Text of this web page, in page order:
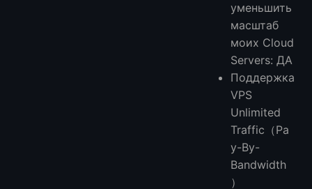
уменьшить
масштаб
моих Cloud
Servers: ДА
Поддержка
VPS
Unlimited
Traffic（Pa
y-By-
Bandwidth
）